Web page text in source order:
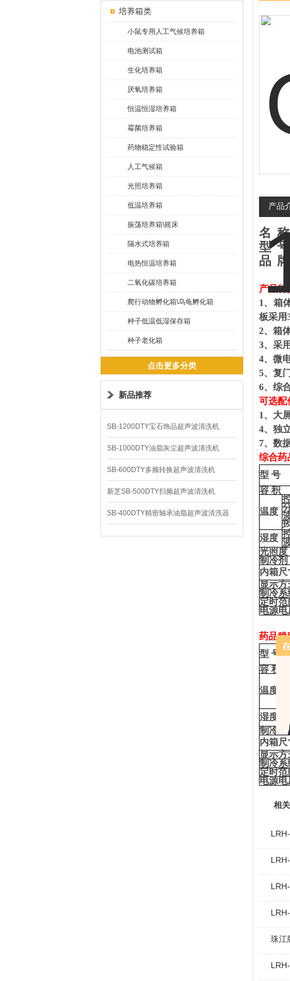
培养箱类
小鼠专用人工气候培养箱
电池测试箱
生化培养箱
厌氧培养箱
恒温恒湿培养箱
霉菌培养箱
药物稳定性试验箱
人工气候箱
光照培养箱
低温培养箱
振荡培养箱\摇床
隔水式培养箱
电热恒温培养箱
二氧化碳培养箱
爬行动物孵化箱\乌龟孵化箱
种子低温低湿保存箱
种子老化箱
点击更多分类
新品推荐
SB-1200DTY宝石饰品超声波清洗机
SB-1000DTY油脂灰尘超声波清洗机
SB-600DTY多频转换超声波清洗机
新芝SB-500DTY扫频超声波清洗机
SB-400DTY精密轴承油脂超声波清洗器
产品
名 称
型号
品 牌
产品特
1、 箱
板采用
2、 箱
3、采
4、 微
5、 复
6、 综
可选配
1、大
4、独
7、数
综合药
型 号
容 积
温度
湿度
光照度
制冷剂
内箱尺
显示方
制冷系
定时范
电源电
药品稳
型 号
容 积
温度
湿度
制冷剂
内箱尺
显示方
制冷系
定时范
电源电
相
珠江